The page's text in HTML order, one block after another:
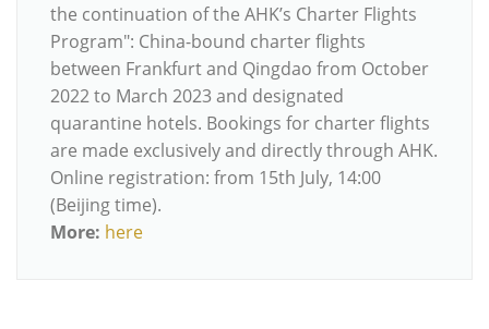
the continuation of the AHK’s Charter Flights
Program": China-bound charter flights
between Frankfurt and Qingdao from October
2022 to March 2023 and designated
quarantine hotels. Bookings for charter flights
are made exclusively and directly through AHK.
Online registration: from 15th July, 14:00
(Beijing time).
More: here